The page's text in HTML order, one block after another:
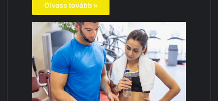
Olvass tovább »